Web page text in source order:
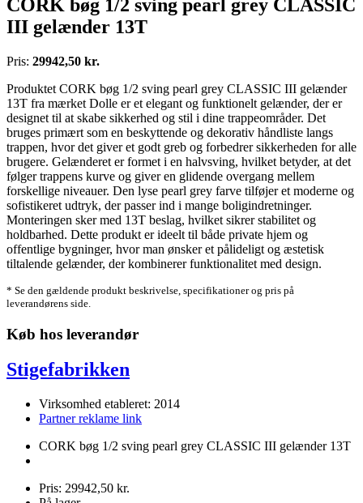
CORK bøg 1/2 sving pearl grey CLASSIC
III gelænder 13T
Pris: 29942,50 kr.
Produktet CORK bøg 1/2 sving pearl grey CLASSIC III gelænder
13T fra mærket Dolle er et elegant og funktionelt gelænder, der er
designet til at skabe sikkerhed og stil i dine trappeområder. Det
bruges primært som en beskyttende og dekorativ håndliste langs
trappen, hvor det giver et godt greb og forbedrer sikkerheden for alle
brugere. Gelænderet er formet i en halvsving, hvilket betyder, at det
følger trappens kurve og giver en glidende overgang mellem
forskellige niveauer. Den lyse pearl grey farve tilføjer et moderne og
sofistikeret udtryk, der passer ind i mange boligindretninger.
Monteringen sker med 13T beslag, hvilket sikrer stabilitet og
holdbarhed. Dette produkt er ideelt til både private hjem og
offentlige bygninger, hvor man ønsker et pålideligt og æstetisk
tiltalende gelænder, der kombinerer funktionalitet med design.
* Se den gældende produkt beskrivelse, specifikationer og pris på
leverandørens side.
Køb hos leverandør
Stigefabrikken
Virksomhed etableret: 2014
Partner reklame link
CORK bøg 1/2 sving pearl grey CLASSIC III gelænder 13T
Pris: 29942,50 kr.